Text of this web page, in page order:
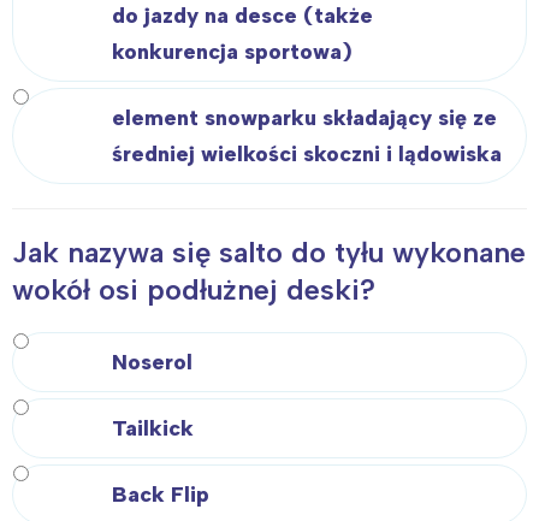
do jazdy na desce (także
konkurencja sportowa)
element snowparku składający się ze
średniej wielkości skoczni i lądowiska
Jak nazywa się salto do tyłu wykonane
wokół osi podłużnej deski?
Noserol
Tailkick
Back Flip